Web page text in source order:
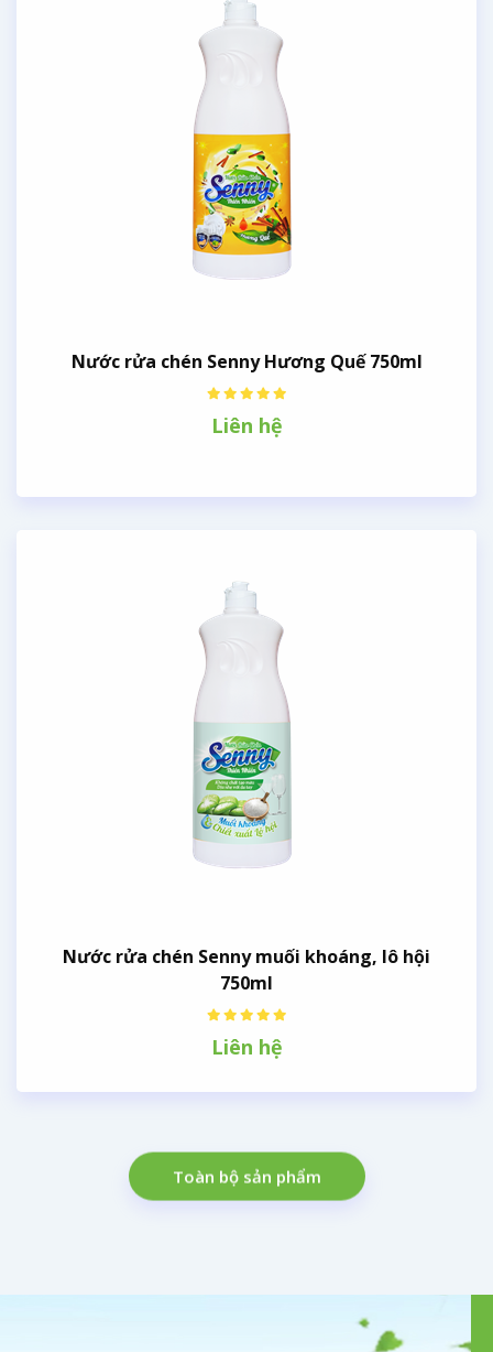
Nước rửa chén Senny Hương Quế 750ml
Liên hệ
Nước rửa chén Senny muối khoáng, lô hội
750ml
Liên hệ
Toàn bộ sản phẩm